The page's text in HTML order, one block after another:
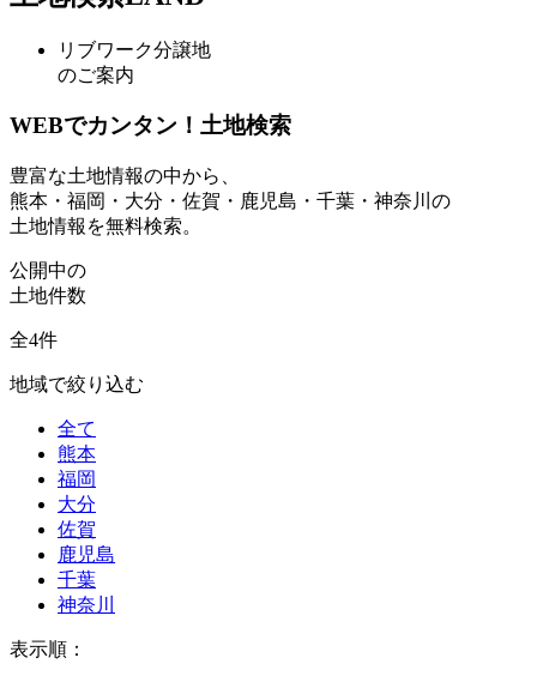
リブワーク分譲地
のご案内
WEBでカンタン！土地検索
豊富な土地情報の中から、
熊本・福岡・大分・佐賀・鹿児島・千葉・神奈川の
土地情報を無料検索。
公開中の
土地件数
全4件
地域で絞り込む
全て
熊本
福岡
大分
佐賀
鹿児島
千葉
神奈川
表示順：